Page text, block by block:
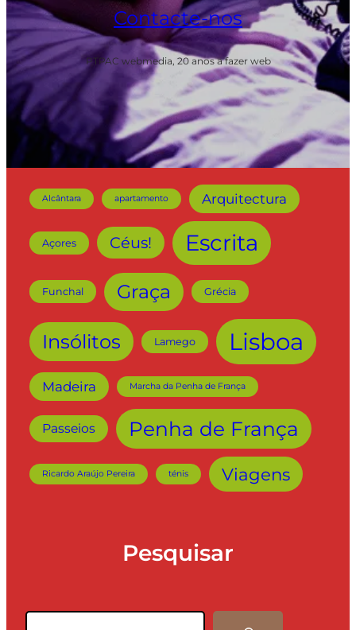
Contacte-nos
PTPAC webmedia, 20 anos a fazer web
Alcântara apartamento Arquitectura
Açores Céus! Escrita
Funchal Graça Grécia
Insólitos Lamego Lisboa
Madeira Marcha da Penha de França
Passeios Penha de França
Ricardo Araújo Pereira ténis Viagens
Pesquisar